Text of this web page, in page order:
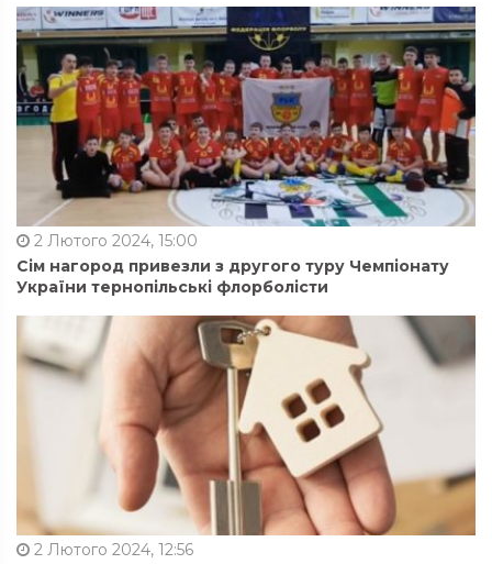
2 Лютого 2024, 15:00
Сім нагород привезли з другого туру Чемпіонату
України тернопільські флорболісти
2 Лютого 2024, 12:56